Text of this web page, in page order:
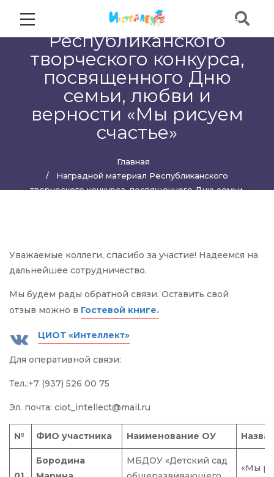
Наградной материал
Республиканского
творческого конкурса,
посвященного Дню
семьи, любви и
верности «Мы рисуем
счастье»
Главная
Наградной материал Республиканского
творческого конкурса, посвященного Дню семьи,
Уважаемые коллеги, спасибо за участие! Надеемся на
дальнейшее сотрудничество.
Мы будем рады обратной связи. Оставить свой
отзыв можно в Гостевой книге.
ЦИОТ «Интеллект»
Для оперативной связи:
Тел.:+7 (937) 526 00 75
Эл. почта: ciot_intellect@mail.ru
№ ФИО участника Наименование ОУ
Бородина
МБДОУ «Детский сад
«Мы